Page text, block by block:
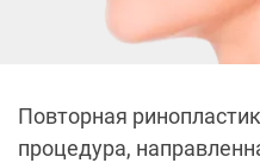
Повторная
процедура,